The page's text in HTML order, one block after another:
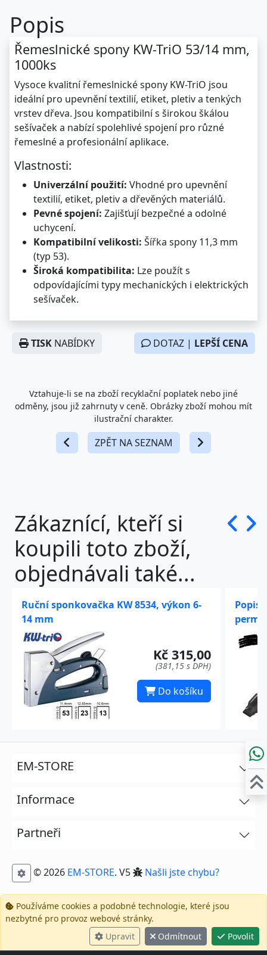
Popis
Řemeslnické spony KW-TriO 53/14 mm,
1000ks
Vysoce kvalitní řemeslnické spony KW-TriO jsou
ideální pro upevnění textilií, etiket, pletiv a tenkých
vrstev dřeva. Jsou kompatibilní s širokou škálou
sešívaček a nabízí spolehlivé spojení pro různé
řemeslné a profesionální aplikace.
Vlastnosti:
Univerzální použití: Vhodné pro upevnění
textilií, etiket, pletiv a dřevěných materiálů.
Pevné spojení: Zajišťují bezpečné a odolné
uchycení.
Kompatibilní velikosti: Šířka spony 11,3 mm
(typ 53).
Široká kompatibilita: Lze použít s
odpovídajícími typy mechanických i elektrických
sešívaček.
TISK NABÍDKY DOTAZ | LEPŠÍ CENA
Vztahuje-li se na zboží recyklační poplatek nebo jiné
odměny, jsou již zahrnuty v ceně. Obrázky zboží mohou mít
ilustrační charakter.
ZPĚT NA SEZNAM
Zákaznící, kteří si
koupili toto zboží,
objednávali také...
Ruční sponkovačka KW 8534, výkon 6-
14 mm
Kč 315,00
(381,15 s DPH)
Do košíku
EM-STORE
Informace
Partneři
© 2026 EM-STORE. V5 Našli jste chybu?
Používáme cookies a podobné technologie, které jsou
nezbytné pro provoz webové stránky.
Upravit
Odmítnout Povolit